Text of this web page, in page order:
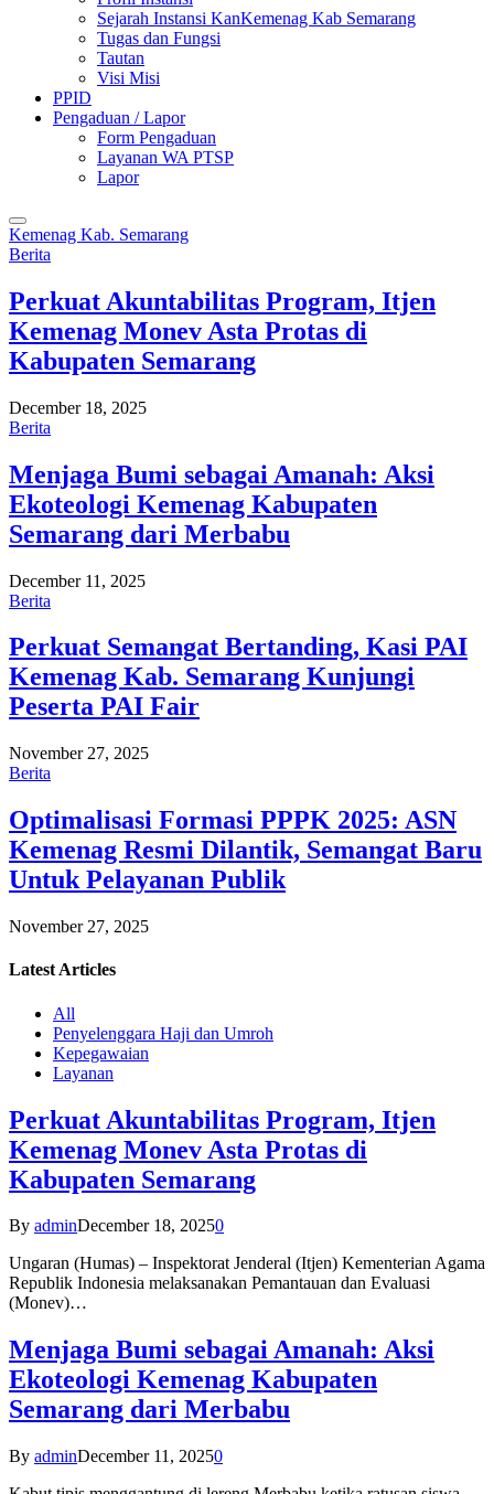
Sejarah Instansi KanKemenag Kab Semarang
Tugas dan Fungsi
Tautan
Visi Misi
PPID
Pengaduan / Lapor
Form Pengaduan
Layanan WA PTSP
Lapor
Kemenag Kab. Semarang
Berita
Perkuat Akuntabilitas Program, Itjen
Kemenag Monev Asta Protas di
Kabupaten Semarang
December 18, 2025
Berita
Menjaga Bumi sebagai Amanah: Aksi
Ekoteologi Kemenag Kabupaten
Semarang dari Merbabu
December 11, 2025
Berita
Perkuat Semangat Bertanding, Kasi PAI
Kemenag Kab. Semarang Kunjungi
Peserta PAI Fair
November 27, 2025
Berita
Optimalisasi Formasi PPPK 2025: ASN
Kemenag Resmi Dilantik, Semangat Baru
Untuk Pelayanan Publik
November 27, 2025
Latest Articles
All
Penyelenggara Haji dan Umroh
Kepegawaian
Layanan
Perkuat Akuntabilitas Program, Itjen
Kemenag Monev Asta Protas di
Kabupaten Semarang
By adminDecember 18, 20250
Ungaran (Humas) – Inspektorat Jenderal (Itjen) Kementerian Agama
Republik Indonesia melaksanakan Pemantauan dan Evaluasi
(Monev)…
Menjaga Bumi sebagai Amanah: Aksi
Ekoteologi Kemenag Kabupaten
Semarang dari Merbabu
By adminDecember 11, 20250